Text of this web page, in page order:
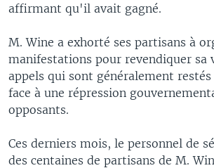
affirmant qu'il avait gagné.
M. Wine a exhorté ses partisans à
manifestations pour revendiquer sa
appels qui sont généralement
face à une répression
opposants.
Ces derniers mois, le personnel de
des centaines de partisans de M.